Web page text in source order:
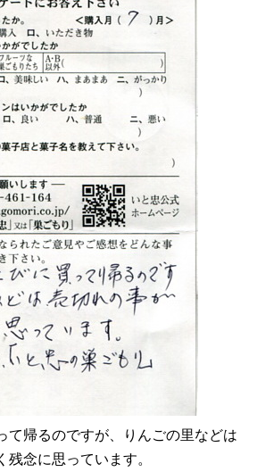
て帰るのですが、りんごの里などは
念に思っています。